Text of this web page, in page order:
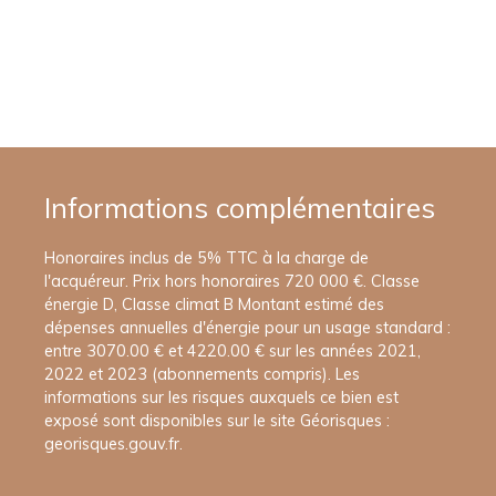
Informations complémentaires
Honoraires inclus de 5% TTC à la charge de
l'acquéreur. Prix hors honoraires 720 000 €. Classe
énergie D, Classe climat B Montant estimé des
dépenses annuelles d'énergie pour un usage standard :
entre 3070.00 € et 4220.00 € sur les années 2021,
2022 et 2023 (abonnements compris). Les
informations sur les risques auxquels ce bien est
exposé sont disponibles sur le site Géorisques :
georisques.gouv.fr.